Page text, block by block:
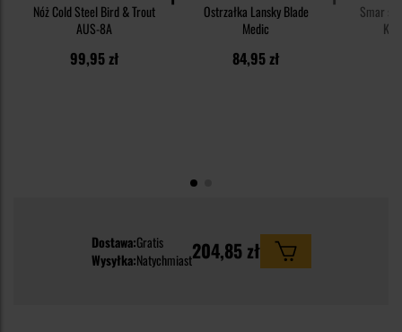
Nóż Cold Steel Bird & Trout
AUS-8A
99,95 zł
Ostrzałka Lansky Blade
Medic
84,95 zł
Smar
Dostawa:Gratis
Wysyłka:Natychmiast204,85 zł